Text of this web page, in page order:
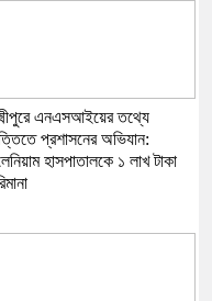
এনএসআইয়ের তথ্যে
প্রশাসনের অভিযান:
হাসপাতালকে ১ লাখ টাকা